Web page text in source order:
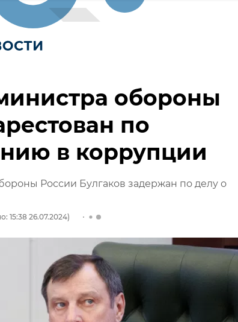
обороны
по
в коррупции
России Булгаков задержан по делу о
15:38 26.07.2024)